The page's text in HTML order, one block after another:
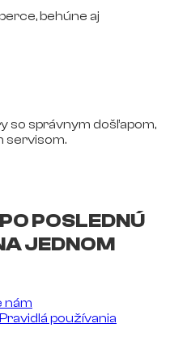
behúne aj
so správnym došľapom,
servisom.
POSLEDNÚ
JEDNOM
nám
Pravidlá používania